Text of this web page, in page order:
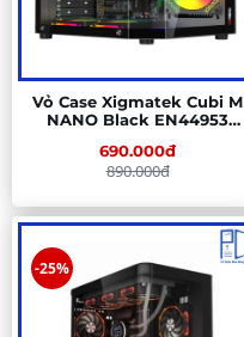
Vỏ Case Xigmatek Cubi M
NANO Black EN44953
Cá
690.000đ
890.000đ
-25%